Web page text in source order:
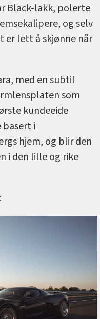
Black-lakk, polerte
og selv
er lett å skjønne når
med en subtil
som
kundeeide
i
hjem, og blir den
i den lille og rike